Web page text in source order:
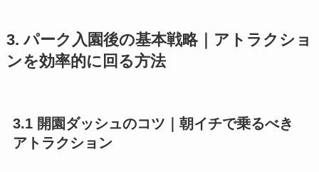
3. パーク入園後の基本戦略｜アトラクショ
ンを効率的に回る方法
3.1 開園ダッシュのコツ｜朝イチで乗るべき
アトラクション